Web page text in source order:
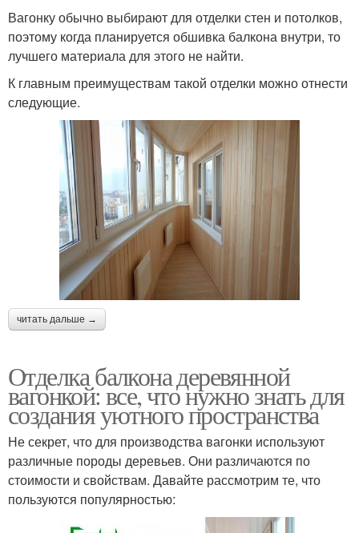
Вагонку обычно выбирают для отделки стен и потолков,
поэтому когда планируется обшивка балкона внутри, то
лучшего материала для этого не найти.
К главным преимуществам такой отделки можно отнести
следующие.
читать дальше →
Отделка балкона деревянной
вагонкой: все, что нужно знать для
создания уютного пространства
Не секрет, что для производства вагонки используют
различные породы деревьев. Они различаются по
стоимости и свойствам. Давайте рассмотрим те, что
пользуются популярностью: